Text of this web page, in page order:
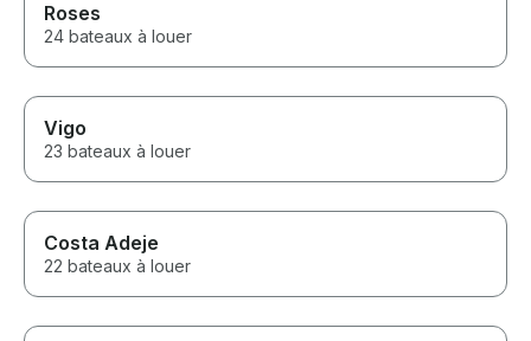
Roses
24 bateaux à louer
Vigo
23 bateaux à louer
Costa Adeje
22 bateaux à louer